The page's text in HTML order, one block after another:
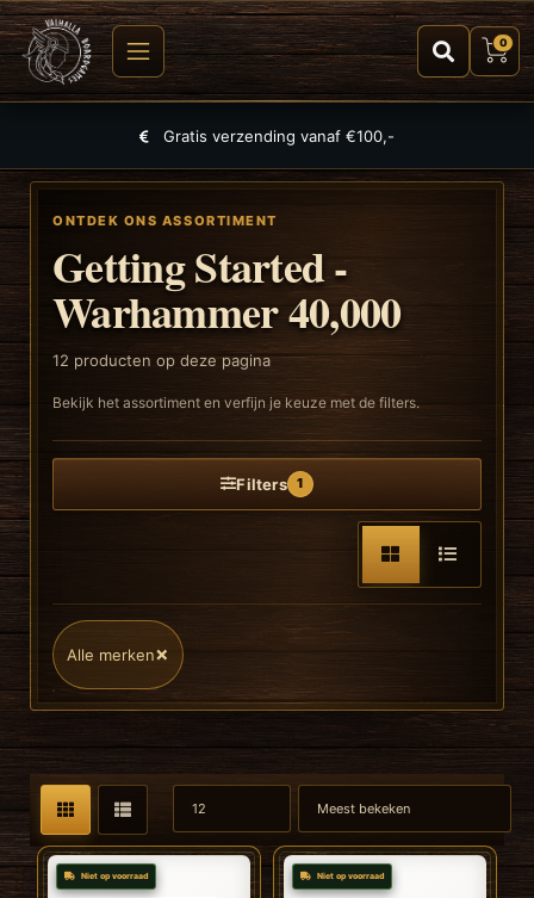
0
Grootste selectie aan spellen, puzzels en TCGs
ONTDEK ONS ASSORTIMENT
Getting Started -
Warhammer 40,000
12 producten op deze pagina
Bekijk het assortiment en verfijn je keuze met de filters.
Filters 1
Alle merken×
Niet op voorraad Niet op voorraad